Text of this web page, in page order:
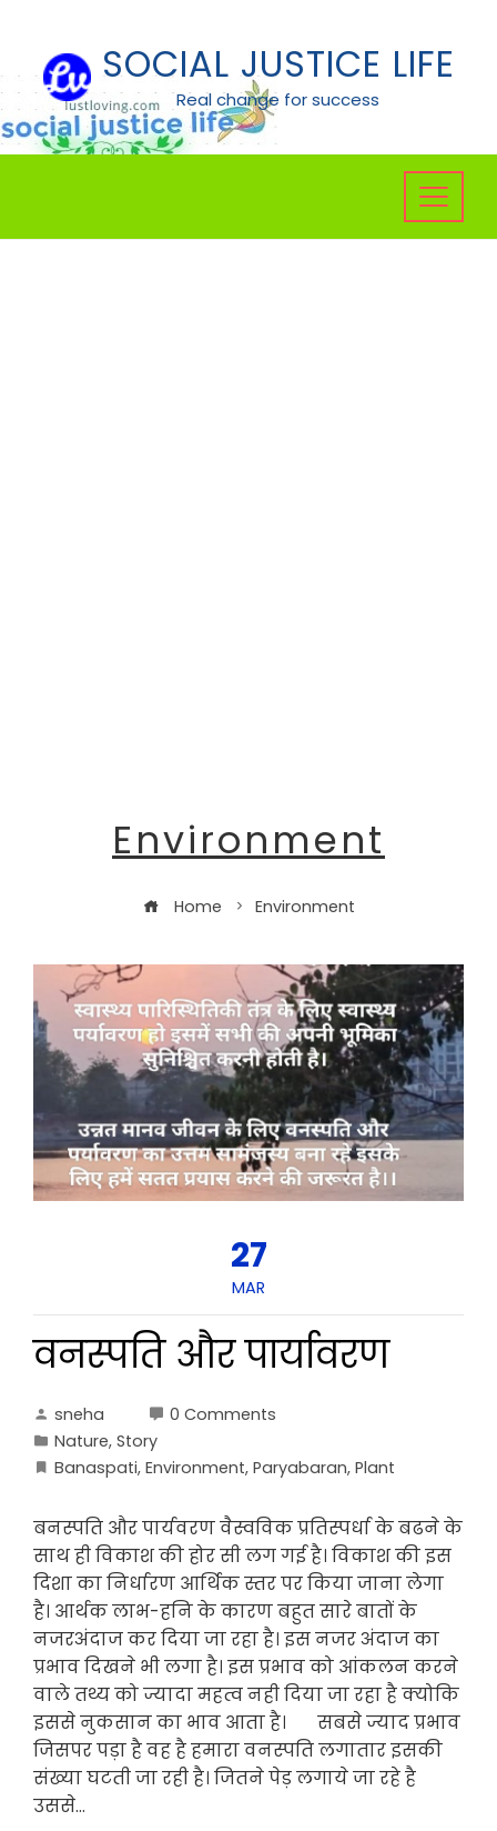
content
SOCIAL JUSTICE LIFE
Real change for success
Environment
Home Environment
27
MAR
वनस्पति और पार्यावरण
sneha
0 Comments
Nature, Story
Banaspati, Environment, Paryabaran, Plant
बनस्पति और पार्यवरण वैस्वविक प्रतिस्पर्धा के बढने के
साथ ही विकाश की होर सी लग गई है। विकाश की इस
दिशा का निर्धारण आर्थिक स्तर पर किया जाना लेगा
है। आर्थक लाभ-हनि के कारण बहुत सारे बातों के
नजरअंदाज कर दिया जा रहा है। इस नजर अंदाज का
प्रभाव दिखने भी लगा है। इस प्रभाव को आंकलन करने
वाले तथ्य को ज्यादा महत्व नही दिया जा रहा है क्योकि
इससे नुकसान का भाव आता है। सबसे ज्याद प्रभाव
जिसपर पड़ा है वह है हमारा वनस्पति लगातार इसकी
संख्या घटती जा रही है। जितने पेड़ लगाये जा रहे है
उससे…